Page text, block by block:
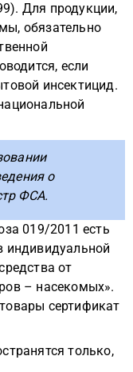
Для продукции,
обязательно
если
инсектицид.
о
ФСА.
019/2011 есть
индивидуальной
от
– насекомых».
сертификат
только,